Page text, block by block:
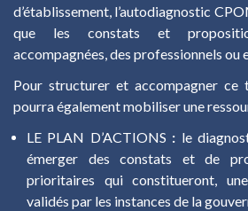
d’établissement, l’autodiagnostic
que les constats et
accompagnées, des professionnels ou
Pour structurer et accompagner ce
pourra également mobiliser une
LE PLAN D’ACTIONS : le
émerger des constats et de
prioritaires qui constitueront,
validés par les instances de la